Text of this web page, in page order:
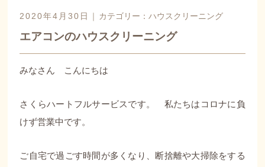
2020年4月30日｜ カテゴリー：ハウスクリーニング
エアコンのハウスクリーニング
みなさん こんにちは
さくらハートフルサービスです。 私たちはコロナに負
けず営業中です。
ご自宅で過ごす時間が多くなり、断捨離や大掃除をする